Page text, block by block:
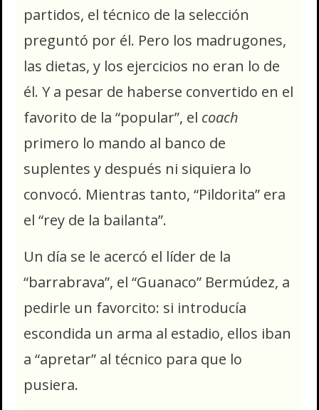
partidos, el técnico de la selección
preguntó por él. Pero los madrugones,
las dietas, y los ejercicios no eran lo de
él. Y a pesar de haberse convertido en el
favorito de la “popular”, el coach
primero lo mando al banco de
suplentes y después ni siquiera lo
convocó. Mientras tanto, “Pildorita” era
el “rey de la bailanta”.
Un día se le acercó el líder de la
“barrabrava”, el “Guanaco” Bermúdez, a
pedirle un favorcito: si introducía
escondida un arma al estadio, ellos iban
a “apretar” al técnico para que lo
pusiera.